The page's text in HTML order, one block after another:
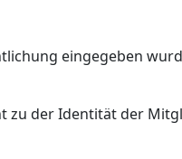
eingegeben
zu der Identität der